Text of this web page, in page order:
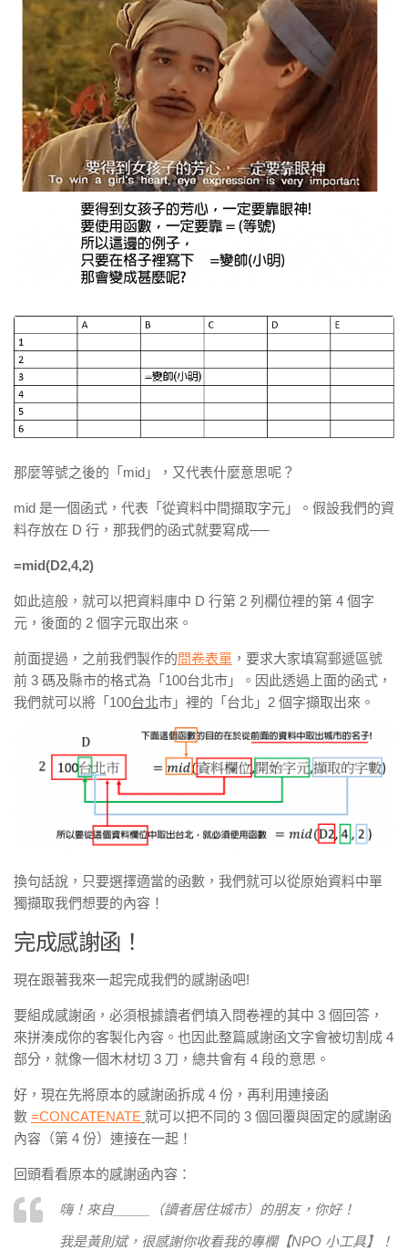
那麼等號之後的「mid」，又代表什麼意思呢？
mid 是一個函式，代表「從資料中間擷取字元」。假設我們的資
料存放在 D 行， 那我們的函式就要寫成──
=mid(D2,4,2)
如此這般，就可以把資料庫中 D 行第 2 列欄位裡的第 4 個字
元，後面的 2 個字元取出來。
前面提過，之前我們製作的問卷表單 ，要求大家填寫郵遞區號
前 3 碼及縣市的格式為「100台北市」。因此透過上面的函式，
我們就可以將「100台北市」裡的「台北」2 個字擷取出來。
換句話說，只要選擇適當的函數，我們就可以從原始資料中單
獨擷取我們想要的內容！
完成感謝函！
現在跟著我來一起完成我們的感謝函吧!
要組成感謝函，必須根據讀者們填入問卷裡的其中 3 個回答，
來拼湊成你的客製化內容。也因此整篇感謝函文字會被切割成 4
部分，就像一個木材切 3 刀，總共會有 4 段的意思。
好，現在先將原本的感謝函拆成 4 份，再利用連接函
數 =CONCATENATE 就可以把不同的 3 個回覆與固定的感謝函
內容（第 4 份）連接在一起！
回頭看看原本的感謝函內容：
嗨！來自_____（讀者居住城市）的朋友，你好！
我是黃則斌，很感謝你收看我的專欄【NPO 小工具】！